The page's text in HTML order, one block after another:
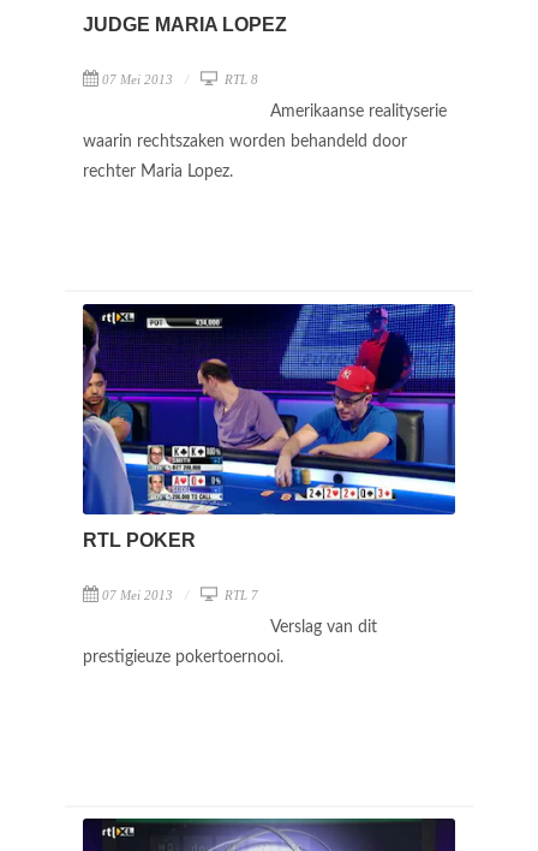
JUDGE MARIA LOPEZ
07 Mei 2013 RTL 8
Amerikaanse realityserie
waarin rechtszaken worden behandeld door
rechter Maria Lopez.
RTL POKER
07 Mei 2013 RTL 7
Verslag van dit
prestigieuze pokertoernooi.